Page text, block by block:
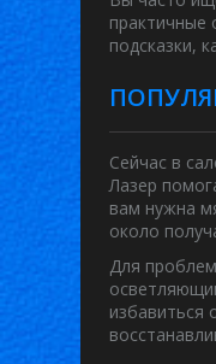
практичные
подсказки,
Сейчас в
Лазер
вам нужна
около
Для
избавиться